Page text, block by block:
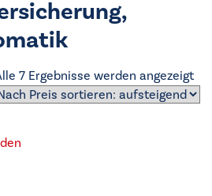
7 Ergebnisse werden angezeigt